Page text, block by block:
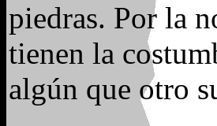
piedras. Por la
tienen la
algún que otro